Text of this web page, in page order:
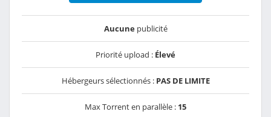
Aucunepublicité
Priorité upload : Élevé
Hébergeurs sélectionnés : PAS DE LIMITE
Max Torrent en parallèle : 15